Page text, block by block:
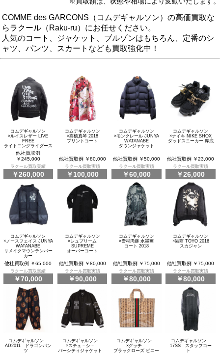
COMME des GARCONS（コムデギャルソン）の高価買取な
らラクール（Raku-ru）にお任せください。
人気のコート、ジャケット、ブルゾンはもちろん、定番のシ
ャツ、パンツ、スカートなども買取強化中！
コムデギャルソン
×ルイスレザー LIVE
FREE
ライトニングライダース
他社買取例
￥245,000
ラクール買取実績
￥260,000
コムデギャルソン
×高橋真琴 2018
プリントコート
他社買取例 ￥80,000
ラクール買取実績
￥100,000
コムデギャルソン
×モンクレール JUNYA
WATANABE
ダウンジャケット
他社買取例 ￥50,000
ラクール買取実績
￥60,000
コムデギャルソン
×ナイキ NIKE SHOX
ダッドスニーカー 厚底
他社買取例 ￥23,000
ラクール買取実績
￥26,000
コムデギャルソン
×ノースフェイス JUNYA
WATANABE
リメイクマウンテンパー
カー
他社買取例 ￥65,000
ラクール買取実績
￥70,000
コムデギャルソン
×シュプリーム
SUPREME
オーバーコート
他社買取例 ￥80,000
ラクール買取実績
￥90,000
コムデギャルソン
×雪村周継 水墨画
コート 2018
他社買取例 ￥75,000
ラクール買取実績
￥80,000
コムデギャルソン
×港商 TOYO 2016
スカジャン
他社買取例 ￥75,000
ラクール買取実績
￥80,000
コムデギャルソン
AD2011 ドラゴンパン
ツ
コムデギャルソン
×ステュ－シ－
バーシティジャケット
コムデギャルソン
×グッチ
ブラックローズ ビニー
コムデギャルソン
17SS スタッフコー
ト